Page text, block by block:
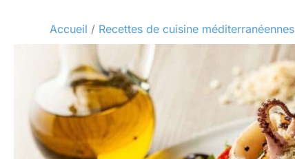
Accueil Recettes de cuisine méditerranéennes